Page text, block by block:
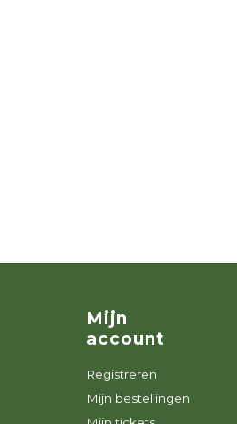
Mijn
account
Registreren
Mijn bestellingen